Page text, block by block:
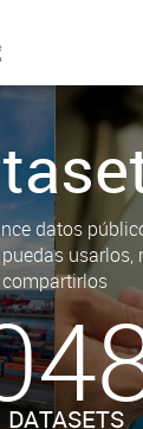
datos
compartirlos
DATASETS